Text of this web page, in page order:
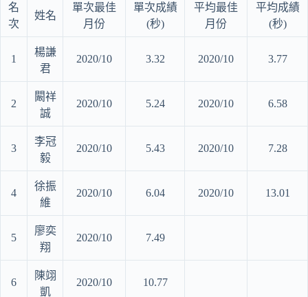
名
次
姓名
單次最佳
月份
單次成績
(秒)
平均最佳
月份
平均成績
(秒)
1
楊謙
君
2020/10 3.32 2020/10 3.77
2
闞祥
誠
2020/10 5.24 2020/10 6.58
3
李冠
毅
2020/10 5.43 2020/10 7.28
4
徐振
維
2020/10 6.04 2020/10 13.01
5
廖奕
翔
2020/10 7.49
6
陳翊
凱
2020/10 10.77